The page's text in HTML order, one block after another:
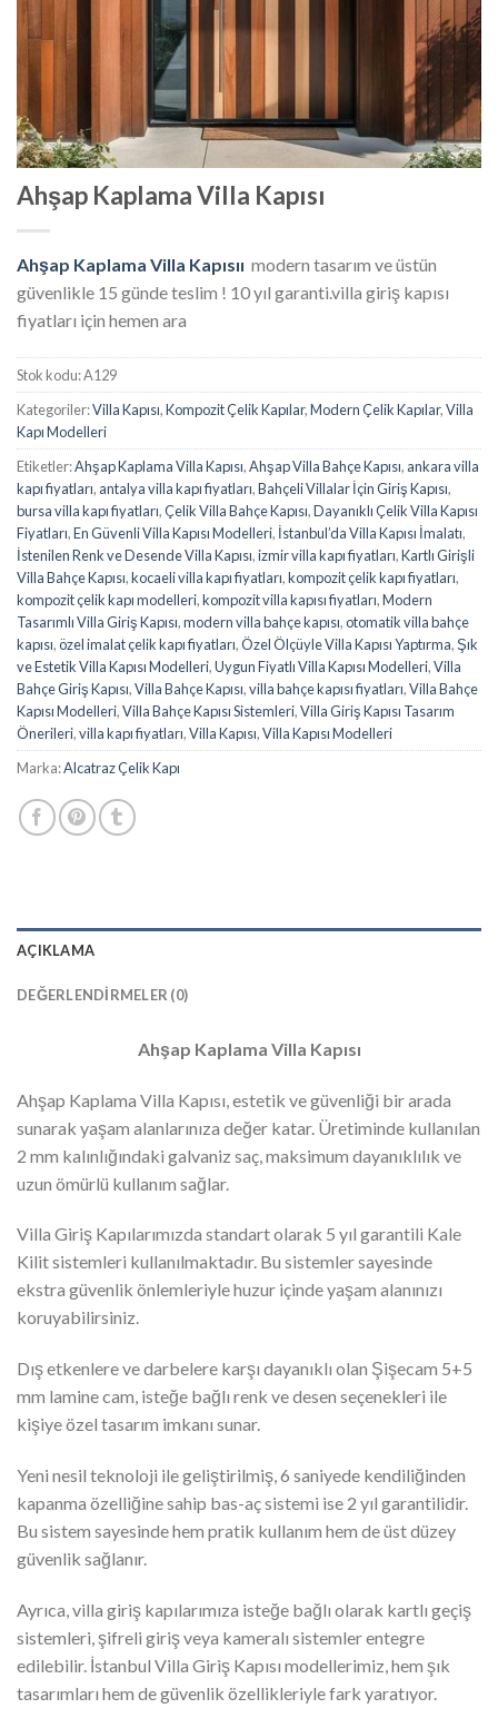
Ahşap Kaplama Villa Kapısı
Ahşap Kaplama Villa Kapısıı modern tasarım ve üstün
güvenlikle 15 günde teslim ! 10 yıl garanti.villa giriş kapısı
fiyatları için hemen ara
Stok kodu:A129
Kategoriler:Villa Kapısı,Kompozit Çelik Kapılar,Modern Çelik Kapılar,Villa
Kapı Modelleri
Etiketler:Ahşap Kaplama Villa Kapısı,Ahşap Villa Bahçe Kapısı, ankara villa
kapı fiyatları, antalya villa kapı fiyatları,Bahçeli Villalar İçin Giriş Kapısı,
bursa villa kapı fiyatları,Çelik Villa Bahçe Kapısı,Dayanıklı Çelik Villa Kapısı
Fiyatları,En Güvenli Villa Kapısı Modelleri, İstanbul’da Villa Kapısı İmalatı,
İstenilen Renk ve Desende Villa Kapısı,izmir villa kapı fiyatları,Kartlı Girişli
Villa Bahçe Kapısı,kocaeli villa kapı fiyatları,kompozit çelik kapı fiyatları,
kompozit çelik kapı modelleri,kompozit villa kapısı fiyatları,Modern
Tasarımlı Villa Giriş Kapısı,modern villa bahçe kapısı,otomatik villa bahçe
kapısı,özel imalat çelik kapı fiyatları,Özel Ölçüyle Villa Kapısı Yaptırma,Şık
ve Estetik Villa Kapısı Modelleri,Uygun Fiyatlı Villa Kapısı Modelleri,Villa
Bahçe Giriş Kapısı,Villa Bahçe Kapısı,villa bahçe kapısı fiyatları,Villa Bahçe
Kapısı Modelleri,Villa Bahçe Kapısı Sistemleri,Villa Giriş Kapısı Tasarım
Önerileri,villa kapı fiyatları,Villa Kapısı,Villa Kapısı Modelleri
Marka:Alcatraz Çelik Kapı
AÇIKLAMA
DEĞERLENDIRMELER (0)
Ahşap Kaplama Villa Kapısı
Ahşap Kaplama Villa Kapısı, estetik ve güvenliği bir arada
sunarak yaşam alanlarınıza değer katar. Üretiminde kullanılan
2 mm kalınlığındaki galvaniz saç, maksimum dayanıklılık ve
uzun ömürlü kullanım sağlar.
Villa Giriş Kapılarımızda standart olarak 5 yıl garantili Kale
Kilit sistemleri kullanılmaktadır. Bu sistemler sayesinde
ekstra güvenlik önlemleriyle huzur içinde yaşam alanınızı
koruyabilirsiniz.
Dış etkenlere ve darbelere karşı dayanıklı olan Şişecam 5+5
mm lamine cam, isteğe bağlı renk ve desen seçenekleri ile
kişiye özel tasarım imkanı sunar.
Yeni nesil teknoloji ile geliştirilmiş, 6 saniyede kendiliğinden
kapanma özelliğine sahip bas-aç sistemi ise 2 yıl garantilidir.
Bu sistem sayesinde hem pratik kullanım hem de üst düzey
güvenlik sağlanır.
Ayrıca, villa giriş kapılarımıza isteğe bağlı olarak kartlı geçiş
sistemleri, şifreli giriş veya kameralı sistemler entegre
edilebilir. İstanbul Villa Giriş Kapısı modellerimiz, hem şık
tasarımları hem de güvenlik özellikleriyle fark yaratıyor.